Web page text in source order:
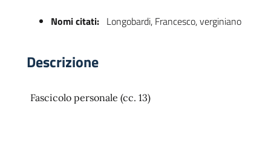
Nomi citati: Longobardi, Francesco, verginiano
Descrizione
Fascicolo personale (cc. 13)